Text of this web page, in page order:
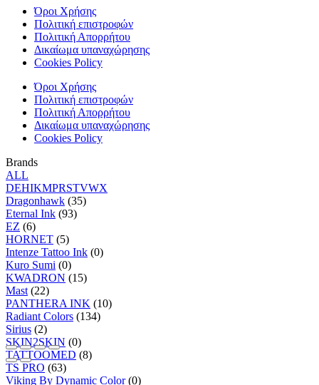
Όροι Χρήσης
Πολιτική επιστροφών
Πολιτική Απορρήτου
Δικαίωμα υπαναχώρησης
Cookies Policy
Όροι Χρήσης
Πολιτική επιστροφών
Πολιτική Απορρήτου
Δικαίωμα υπαναχώρησης
Cookies Policy
Brands
ALL
DEHIKMPRSTVWX
Dragonhawk (35)
Eternal Ink (93)
EZ (6)
HORNET (5)
Intenze Tattoo Ink (0)
Kuro Sumi (0)
KWADRON (15)
Mast(22)
PANTHERA INK (10)
Radiant Colors (134)
Sirius (2)
SKIN2SKIN (0)
TATTOOMED (8)
TS PRO (63)
Viking By Dynamic Color(0)